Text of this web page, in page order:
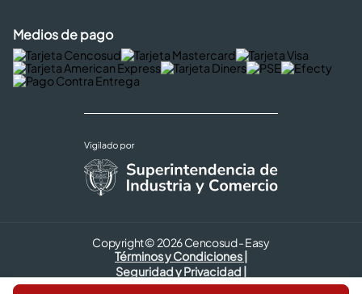
Medios de pago
Copyright © 2026 Cencosud - Easy
Términos y Condiciones |
Seguridad y Privacidad |
Código de ética